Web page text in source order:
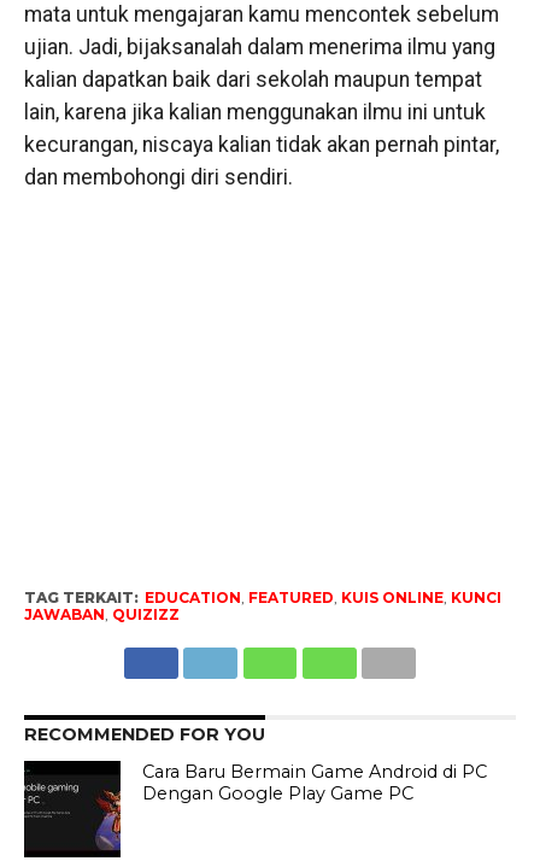
mata untuk mengajaran kamu mencontek sebelum
ujian. Jadi, bijaksanalah dalam menerima ilmu yang
kalian dapatkan baik dari sekolah maupun tempat
lain, karena jika kalian menggunakan ilmu ini untuk
kecurangan, niscaya kalian tidak akan pernah pintar,
dan membohongi diri sendiri.
TAG TERKAIT: EDUCATION FEATURED KUIS ONLINE, KUNCI
JAWABAN QUIZIZZ
RECOMMENDED FOR YOU
Cara Baru Bermain Game Android di PC
Dengan Google Play Game PC